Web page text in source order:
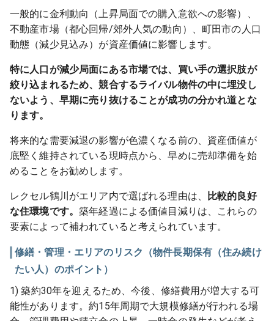
一般的に金利動向（上昇局面での購入意欲への影響）、
不動産市場（都心回帰/郊外人気の動向）、町田市の人口
動態（減少見込み）が資産価値に影響します。
特に人口が減少局面にある市場では、買い手の選択肢が
絞り込まれるため、競合するライバル物件の中に埋没し
ないよう、早期に売り抜けることが成功の分かれ道とな
ります。
将来的な需要減退の影響が色濃くなる前の、資産価値が
底堅く維持されている現時点から、早めに売却準備を始
めることをお勧めします。
レクセル鶴川がエリア内で選ばれる理由は、
比較的良好
な住環境です。築年経過による価値目減りは、これらの
要素によって補われていると考えられています。
修繕・管理・エリアのリスク（物件長期保有（住み続け
たい人）のポイント）
1) 築約30年を迎えるため、今後、修繕費用が増大する可
能性があります。約15年周期で大規模修繕が行われる場